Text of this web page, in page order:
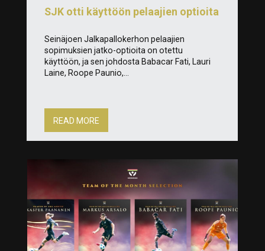
SJK otti käyttöön pelaajien optioita
Seinäjoen Jalkapallokerhon pelaajien
sopimuksien jatko-optioita on otettu
käyttöön, ja sen johdosta Babacar Fati, Lauri
Laine, Roope Paunio,...
READ MORE